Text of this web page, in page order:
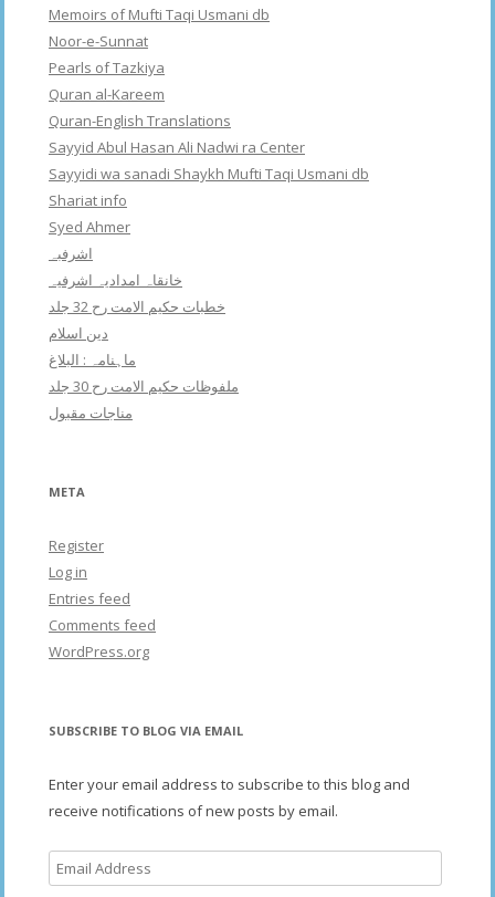
Memoirs of Mufti Taqi Usmani db
Noor-e-Sunnat
Pearls of Tazkiya
Quran al-Kareem
Quran-English Translations
Sayyid Abul Hasan Ali Nadwi ra Center
Sayyidi wa sanadi Shaykh Mufti Taqi Usmani db
Shariat info
Syed Ahmer
اشرفبہ
خانقاہ امدادیہ اشرفیہ
خطبات حکیم الامت رح 32 جلد
دین اسلام
ماہنامہ : البلاغ
ملفوظات حکیم الامت رح 30 جلد
مناجات مقبول
META
Register
Log in
Entries feed
Comments feed
WordPress.org
SUBSCRIBE TO BLOG VIA EMAIL
Enter your email address to subscribe to this blog and
receive notifications of new posts by email.
Email
Address